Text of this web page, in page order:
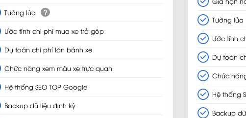
Tường lửa ?
Ước tính chi phí mua xe trả góp
Dự toán chi phí lăn bánh xe
Chức năng xem màu xe trực quan
Hệ thống SEO TOP Google
Backup dữ liệu định kỳ
Tường lửa
Ước tính
Dự toán
Chức
Hệ thống
Backup